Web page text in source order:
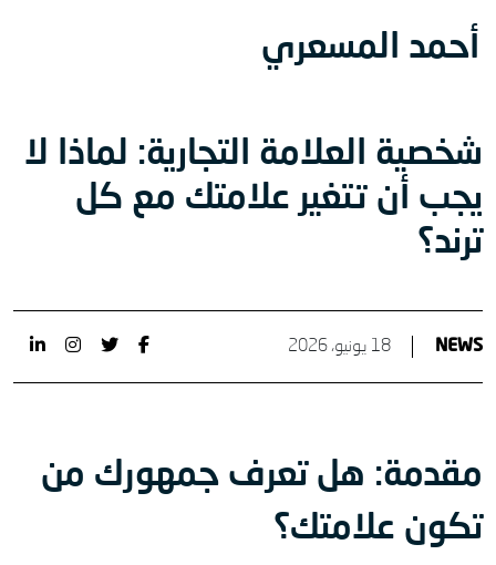
أحمد المسعري
شخصية العلامة التجارية: لماذا لا
يجب أن تتغير علامتك مع كل
ترند؟
NEWS 18 يونيو، 2026
مقدمة: هل تعرف جمهورك من
تكون علامتك؟